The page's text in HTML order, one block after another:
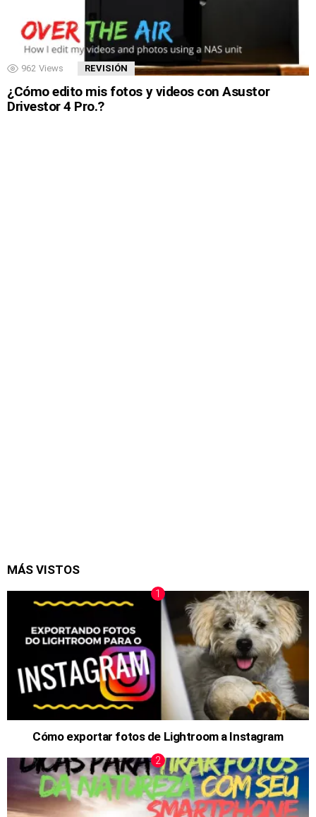
962 Views REVISIÓN
¿Cómo edito mis fotos y videos con Asustor
Drivestor 4 Pro.?
MÁS VISTOS
Cómo exportar fotos de Lightroom a Instagram